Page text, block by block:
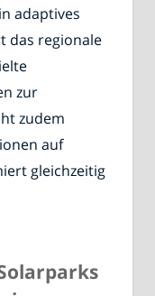
adaptives
das regionale
zur
zudem
auf
gleichzeitig